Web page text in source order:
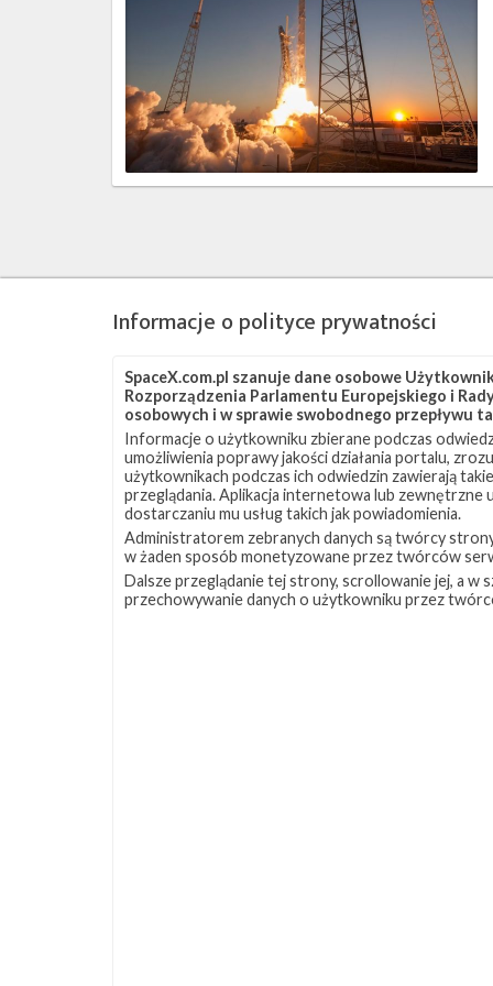
wyniesienia
satelity
SWOT
Informacje o polityce prywatności
SpaceX.com.pl szanuje dane osobowe
Rozporządzenia Parlamentu Europejskiego i
osobowych i w sprawie swobodnego przepływu
Informacje o użytkowniku zbierane podczas
umożliwienia poprawy jakości działania portalu,
użytkownikach podczas ich odwiedzin zawierają
przeglądania. Aplikacja internetowa lub
dostarczaniu mu usług takich jak powiadomienia.
Administratorem zebranych danych są twórcy
w żaden sposób monetyzowane przez twórców
Dalsze przeglądanie tej strony, scrollowanie jej, a w
przechowywanie danych o użytkowniku przez